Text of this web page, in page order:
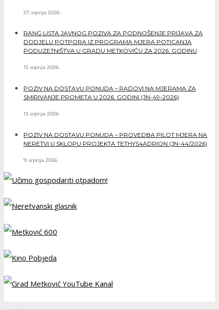
27. srpnja 2026.
RANG LISTA JAVNOG POZIVA ZA PODNOŠENJE PRIJAVA ZA
DODJELU POTPORA IZ PROGRAMA MJERA POTICANJA
PODUZETNIŠTVA U GRADU METKOVIĆU ZA 2026. GODINU
13. srpnja 2026.
POZIV NA DOSTAVU PONUDA – RADOVI NA MJERAMA ZA
SMIRIVANJE PROMETA U 2026. GODINI (JN-49-2026)
13. srpnja 2026.
POZIV NA DOSTAVU PONUDA – PROVEDBA PILOT MJERA NA
NERETVI U SKLOPU PROJEKTA TETHYS4ADRION (JN-44/2026)
9. srpnja 2026.